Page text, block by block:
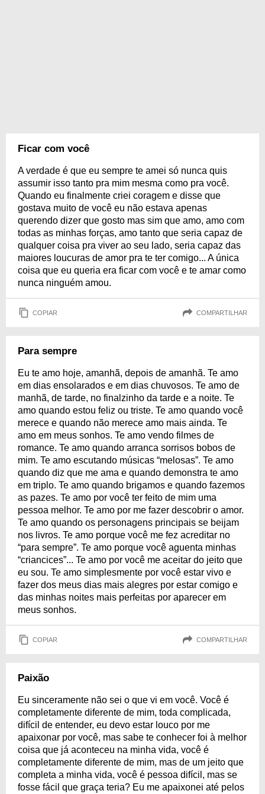
Ficar com você
A verdade é que eu sempre te amei só nunca quis
assumir isso tanto pra mim mesma como pra você.
Quando eu finalmente criei coragem e disse que
gostava muito de você eu não estava apenas
querendo dizer que gosto mas sim que amo, amo com
todas as minhas forças, amo tanto que seria capaz de
qualquer coisa pra viver ao seu lado, seria capaz das
maiores loucuras de amor pra te ter comigo... A única
coisa que eu queria era ficar com você e te amar como
nunca ninguém amou.
COPIAR COMPARTILHAR
Para sempre
Eu te amo hoje, amanhã, depois de amanhã. Te amo
em dias ensolarados e em dias chuvosos. Te amo de
manhã, de tarde, no finalzinho da tarde e a noite. Te
amo quando estou feliz ou triste. Te amo quando você
merece e quando não merece amo mais ainda. Te
amo em meus sonhos. Te amo vendo filmes de
romance. Te amo quando arranca sorrisos bobos de
mim. Te amo escutando músicas “melosas”. Te amo
quando diz que me ama e quando demonstra te amo
em triplo. Te amo quando brigamos e quando fazemos
as pazes. Te amo por você ter feito de mim uma
pessoa melhor. Te amo por me fazer descobrir o amor.
Te amo quando os personagens principais se beijam
nos livros. Te amo porque você me fez acreditar no
“para sempre”. Te amo porque você aguenta minhas
“criancices”... Te amo por você me aceitar do jeito que
eu sou. Te amo simplesmente por você estar vivo e
fazer dos meus dias mais alegres por estar comigo e
das minhas noites mais perfeitas por aparecer em
meus sonhos.
COPIAR COMPARTILHAR
Paixão
Eu sinceramente não sei o que vi em você. Você é
completamente diferente de mim, toda complicada,
difícil de entender, eu devo estar louco por me
apaixonar por você, mas sabe te conhecer foi à melhor
coisa que já aconteceu na minha vida, você é
completamente diferente de mim, mas de um jeito que
completa a minha vida, você é pessoa difícil, mas se
fosse fácil que graça teria? Eu me apaixonei até pelos